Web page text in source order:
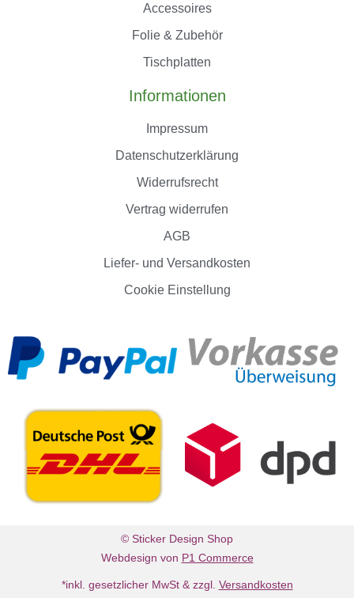
Accessoires
Folie & Zubehör
Tischplatten
Informationen
Impressum
Datenschutzerklärung
Widerrufsrecht
Vertrag widerrufen
AGB
Liefer- und Versandkosten
Cookie Einstellung
© Sticker Design Shop
Webdesign von P1 Commerce
*inkl. gesetzlicher MwSt & zzgl. Versandkosten